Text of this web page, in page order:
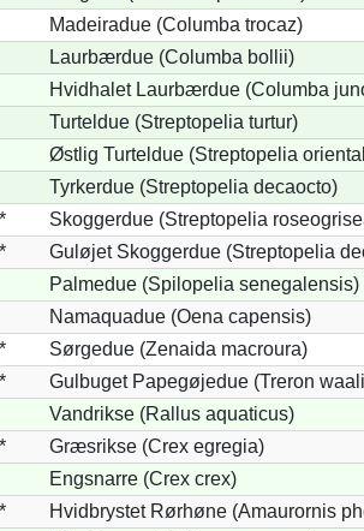
Madeiradue (Columba trocaz)
Laurbærdue (Columba bollii)
Hvidhalet Laurbærdue (Columba
Turteldue (Streptopelia turtur)
Østlig Turteldue (Streptopelia
Tyrkerdue (Streptopelia decaocto)
*
Skoggerdue (Streptopelia
*
Guløjet Skoggerdue (Streptopelia
Palmedue (Spilopelia senegalensis)
Namaquadue (Oena capensis)
*
Sørgedue (Zenaida macroura)
*
Gulbuget Papegøjedue (Treron
Vandrikse (Rallus aquaticus)
*
Græsrikse (Crex egregia)
Engsnarre (Crex crex)
*
Hvidbrystet Rørhøne (Amaurornis